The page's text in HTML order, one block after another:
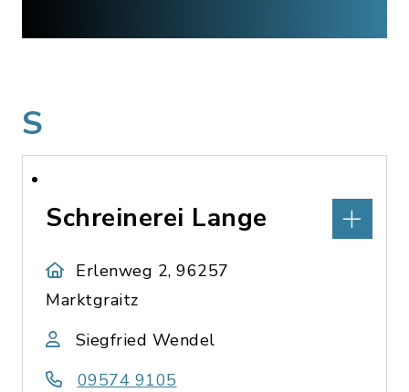
S
Schreinerei Lange
Erlenweg 2, 96257
Marktgraitz
Siegfried Wendel
09574 9105